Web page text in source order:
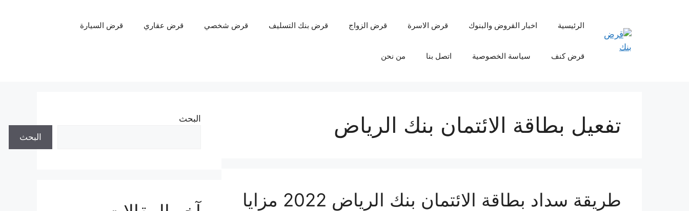
الرئيسية اخبار القروض والبنوك قرض الاسرة قرض الزواج قرض بنك التسليف قرض شخصي قرض عقاري قرض السيارة
قرض كنف سياسة الخصوصية اتصل بنا من نحن
تفعيل بطاقة الائتمان بنك الرياض
طريقة سداد بطاقة الائتمان بنك الرياض 2022 مزايا
البحث
البحث